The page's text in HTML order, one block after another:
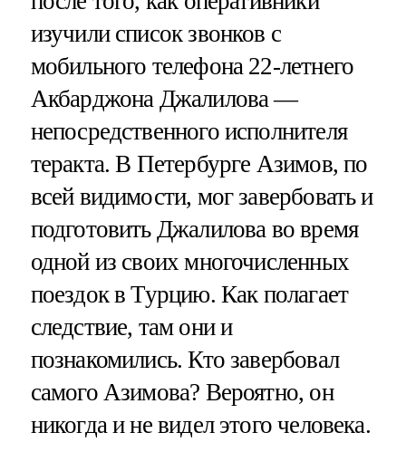
изучили список звонков с
мобильного телефона 22-летнего
Акбарджона Джалилова —
непосредственного исполнителя
теракта. В Петербурге Азимов, по
всей видимости, мог завербовать и
подготовить Джалилова во время
одной из своих многочисленных
поездок в Турцию. Как полагает
следствие, там они и
познакомились. Кто завербовал
самого Азимова? Вероятно, он
никогда и не видел этого человека.